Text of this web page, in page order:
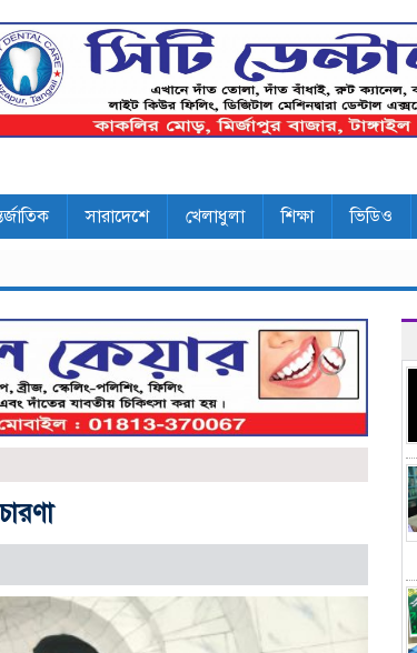
সারাদেশে খেলাধুলা শিক্ষা ভিডিও